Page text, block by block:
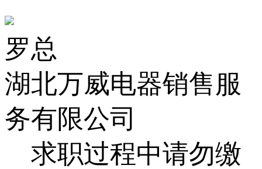
罗总
湖北万威电器销售服
务有限公司
求职过程中请勿缴